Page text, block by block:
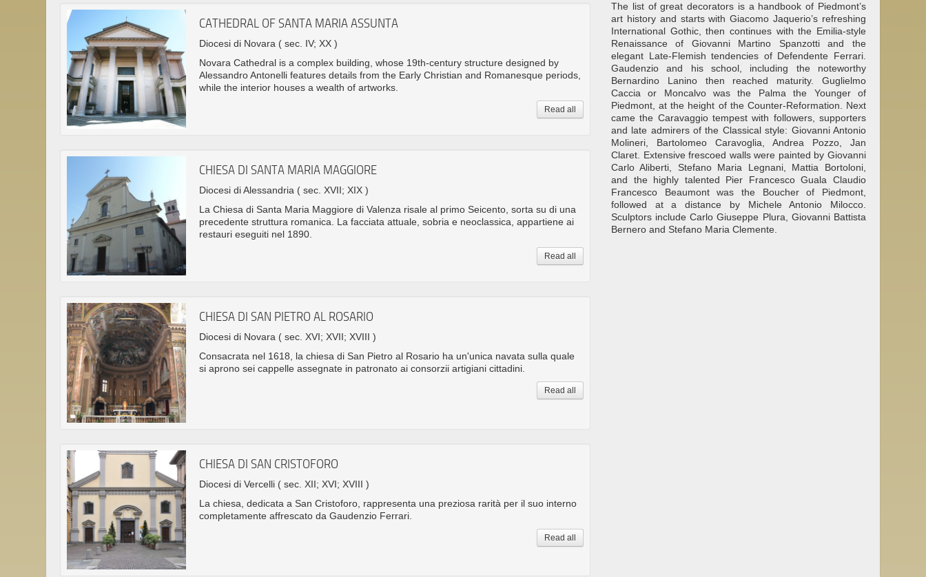
CATHEDRAL OF SANTA MARIA ASSUNTA
Diocesi di Novara ( sec. IV; XX )
Novara Cathedral is a complex building, whose 19th-century structure designed by
Alessandro Antonelli features details from the Early Christian and Romanesque periods,
while the interior houses a wealth of artworks.
Read all
CHIESA DI SANTA MARIA MAGGIORE
Diocesi di Alessandria ( sec. XVII; XIX )
La Chiesa di Santa Maria Maggiore di Valenza risale al primo Seicento, sorta su di una
precedente struttura romanica. La facciata attuale, sobria e neoclassica, appartiene ai
restauri eseguiti nel 1890.
Read all
CHIESA DI SAN PIETRO AL ROSARIO
Diocesi di Novara ( sec. XVI; XVII; XVIII )
Consacrata nel 1618, la chiesa di San Pietro al Rosario ha un'unica navata sulla quale
si aprono sei cappelle assegnate in patronato ai consorzii artigiani cittadini.
Read all
CHIESA DI SAN CRISTOFORO
Diocesi di Vercelli ( sec. XII; XVI; XVIII )
La chiesa, dedicata a San Cristoforo, rappresenta una preziosa rarità per il suo interno
completamente affrescato da Gaudenzio Ferrari.
Read all
The list of great decorators is a handbook of Piedmont’s
art history and starts with Giacomo Jaquerio’s refreshing
International Gothic, then continues with the Emilia-style
Renaissance of Giovanni Martino Spanzotti and the
elegant Late-Flemish tendencies of Defendente Ferrari.
Gaudenzio and his school, including the noteworthy
Bernardino Lanino then reached maturity. Guglielmo
Caccia or Moncalvo was the Palma the Younger of
Piedmont, at the height of the Counter-Reformation. Next
came the Caravaggio tempest with followers, supporters
and late admirers of the Classical style: Giovanni Antonio
Molineri, Bartolomeo Caravoglia, Andrea Pozzo, Jan
Claret. Extensive frescoed walls were painted by Giovanni
Carlo Aliberti, Stefano Maria Legnani, Mattia Bortoloni,
and the highly talented Pier Francesco Guala Claudio
Francesco Beaumont was the Boucher of Piedmont,
followed at a distance by Michele Antonio Milocco.
Sculptors include Carlo Giuseppe Plura, Giovanni Battista
Bernero and Stefano Maria Clemente.